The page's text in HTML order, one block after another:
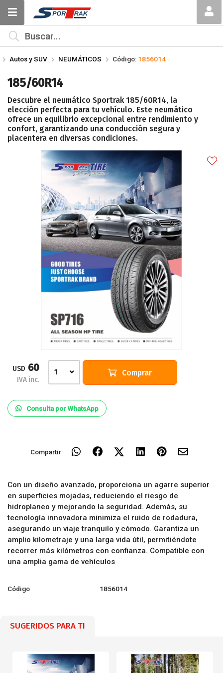
Compartir por email
Enviar
MI COMPRA
Autos y SUV NEUMÁTICOS Código: 1856014
185/60R14
Descubre el neumático Sportrak 185/60R14, la
elección perfecta para tu vehículo. Este neumático
ofrece un equilibrio excepcional entre rendimiento y
confort, garantizando una conducción segura y
placentera en diversas condiciones.
USD 60
IVA inc.
1 Comprar
Consulta por WhatsApp
Compartir
Con un diseño avanzado, proporciona un agarre superior
en superficies mojadas, reduciendo el riesgo de
hidroplaneo y mejorando la seguridad. Además, su
tecnología innovadora minimiza el ruido de rodadura,
asegurando un viaje tranquilo y cómodo. Garantiza un
amplio kilometraje y una larga vida útil, permitiéndote
recorrer más kilómetros con confianza. Compatible con
una amplia gama de vehículos
Código 1856014
SUGERIDOS PARA TI